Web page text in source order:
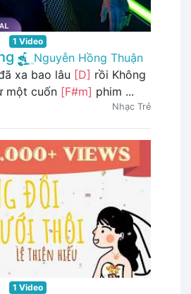
1 Video
Nguyễn Hồng Thuận
xa bao lâu [D] rồi Không
một cuốn [F#m] phim ...
Nhạc Trẻ
1 Video